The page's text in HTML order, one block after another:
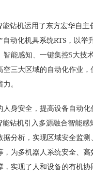
钻机运用了东方宏华自主
自动化机具系统RTS，以举
能感知、一键集控5大技
空三大区域的自动化作业，
。
身安全，提高设备自动化
能钻机引入多源融合智能感
据分析，实现区域安全监测
，为多机器人系统安全、高
实现了人和设备的有机协